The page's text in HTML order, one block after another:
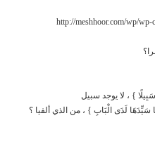
http://meshhoor.com/wp/
} ، لا يوجد سبيل
لَدَى الْبَابِ } ، من الذي ألفيا ؟